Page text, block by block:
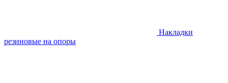
Накладки
резиновые на опоры